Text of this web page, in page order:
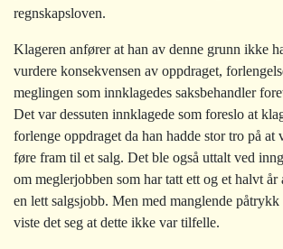
regnskapsloven.
Klageren anfører at han av denne grunn ikke
vurdere konsekvensen av oppdraget,
meglingen som innklagedes saksbehandler
Det var dessuten innklagede som foreslo at
forlenge oppdraget da han hadde stor tro på
føre fram til et salg. Det ble også uttalt ved
om meglerjobben som har tatt ett og et halvt
en lett salgsjobb. Men med manglende
viste det seg at dette ikke var tilfelle.